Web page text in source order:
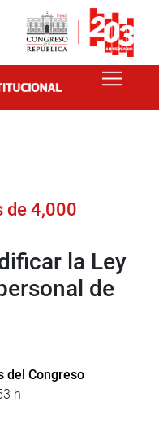
de 4,000
la Ley
de
del Congreso
h